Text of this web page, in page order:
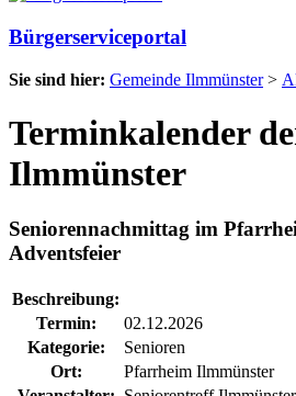
Bürgerserviceportal
Sie sind hier: Gemeinde Ilmmünster>
Terminkalender
Ilmmünster
Seniorennachmittag im
Adventsfeier
Beschreibung:
Termin:
02.12.2026
Kategorie:
Senioren
Ort:
Pfarrheim Ilmmünster